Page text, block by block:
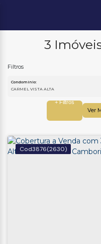
3
Condomínio:
Ver
3876(2630)